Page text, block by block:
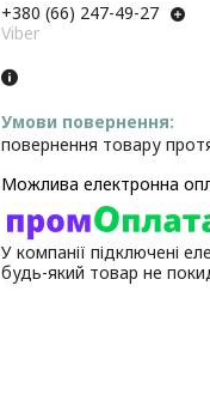
+380 (66) 247-49-27
Viber
повернення товару
У компанії підключені
будь-який товар не